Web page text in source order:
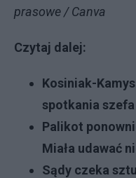
prasowe / Canva
Czytaj dalej:
Kosiniak-
spotkania szefa
Palikot
Miała udawać
Sądy czeka